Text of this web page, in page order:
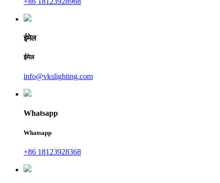
ईमेल
ईमेल
info@vkslighting.com
Whatsapp
Whatsapp
+86 18123928368